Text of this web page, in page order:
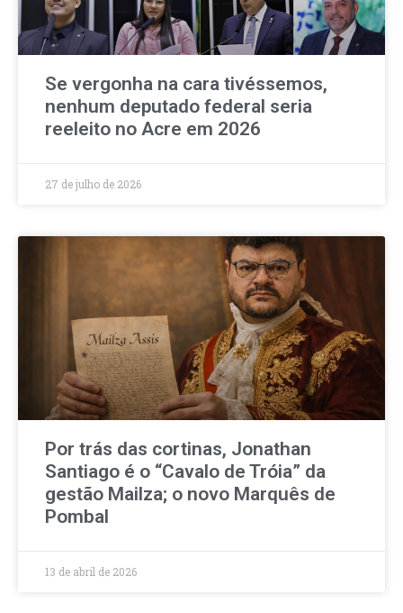
Se vergonha na cara tivéssemos,
nenhum deputado federal seria
reeleito no Acre em 2026
27 de julho de 2026
Por trás das cortinas, Jonathan
Santiago é o “Cavalo de Tróia” da
gestão Mailza; o novo Marquês de
Pombal
13 de abril de 2026